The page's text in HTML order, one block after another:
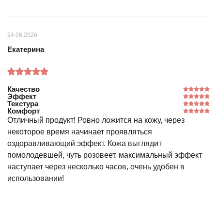
24.06.2026
Екатерина
Качество
Эффект
Текстура
Комфорт
Отличный продукт! Ровно ложится на кожу, через
некоторое время начинает проявляться
оздоравливающий эффект. Кожа выглядит
помолодевшей, чуть розовеет. максимальный эффект
наступает через несколько часов, очень удобен в
использовании!